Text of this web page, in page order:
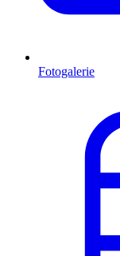
Fotogalerie